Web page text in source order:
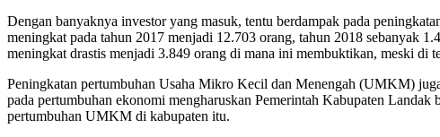
Dengan banyaknya investor yang masuk, tentu berdampak pada
meningkat pada tahun 2017 menjadi 12.703 orang, tahun 2018 sebanyak
meningkat drastis menjadi 3.849 orang di mana ini membuktikan, meski di
Peningkatan pertumbuhan Usaha Mikro Kecil dan Menengah (UMKM)
pada pertumbuhan ekonomi mengharuskan Pemerintah Kabupaten
pertumbuhan UMKM di kabupaten itu.